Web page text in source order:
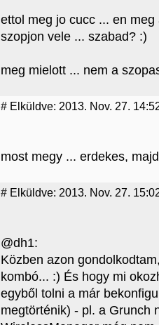
ettol meg jo cucc ... en
szopjon vele ... szabad? :)
meg mielott ... nem a
# Elküldve: 2013. Nov. 27.
most megy ... erdekes,
# Elküldve: 2013. Nov. 27.
@dh1:
Közben azon
kombó... :) És hogy mi
egyből tolni a már
megtörténik) - pl. a Grunch